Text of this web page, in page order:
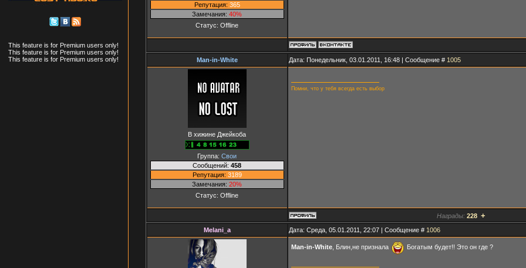
This feature is for Premium users only!
This feature is for Premium users only!
This feature is for Premium users only!
Репутация: 365
Замечания: 40%
Статус: Offline
Man-in-White Дата: Понедельник, 03.01.2011, 16:48 | Сообщение # 1005
В хижине Джейкоба
Группа: Свои
Сообщений: 458
Репутация: 3189
Замечания: 20%
Статус: Offline
Помни, что у тебя всегда есть выбор
Награды: 228 +
Melani_a Дата: Среда, 05.01.2011, 22:07 | Сообщение # 1006
Man-in-White, Блин,не признала Богатым будет!! Это он где ?